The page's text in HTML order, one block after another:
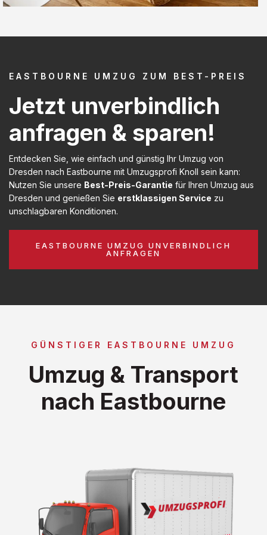
EASTBOURNE UMZUG ZUM BEST-PREIS
Jetzt unverbindlich
anfragen & sparen!
Entdecken Sie, wie einfach und günstig Ihr Umzug von
Dresden nach Eastbourne mit Umzugsprofi Knoll sein kann:
Nutzen Sie unsere Best-Preis-Garantie für Ihren Umzug aus
Dresden und genießen Sie erstklassigen Service zu
unschlagbaren Konditionen.
EASTBOURNE UMZUG UNVERBINDLICH
ANFRAGEN
GÜNSTIGER EASTBOURNE UMZUG
Umzug & Transport
nach Eastbourne